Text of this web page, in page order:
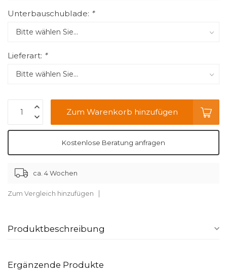
Unterbauschublade: *
Lieferart: *
Zum Warenkorb hinzufügen
Kostenlose Beratung anfragen
ca. 4 Wochen
Zum Vergleich hinzufügen
Produktbeschreibung
Ergänzende Produkte